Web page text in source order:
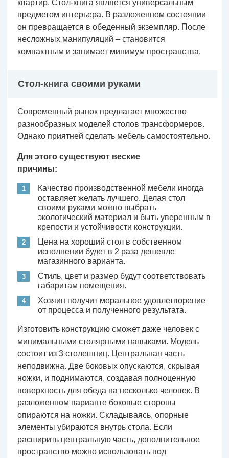
квартир. Стол-книга является универсальным
предметом интерьера. В разложенном состоянии
он превращается в обеденный экземпляр. После
несложных манипуляций – становится
компактным и занимает минимум пространства.
Стол-книга своими руками
Современный рынок предлагает множество
разнообразных моделей столов трансформеров.
Однако приятней сделать мебель самостоятельно.
Для этого существуют веские
причины:
Качество производственной мебели иногда
оставляет желать лучшего. Делая стол
своими руками можно выбрать
экологический материал и быть уверенным в
крепости и устойчивости конструкции.
Цена на хороший стол в собственном
исполнении будет в 2 раза дешевле
магазинного варианта.
Стиль, цвет и размер будут соответствовать
габаритам помещения.
Хозяин получит моральное удовлетворение
от процесса и полученного результата.
Изготовить конструкцию сможет даже человек с
минимальными столярными навыками. Модель
состоит из 3 столешниц. Центральная часть
неподвижна. Две боковых опускаются, скрывая
ножки, и поднимаются, создавая полноценную
поверхность для обеда на несколько человек. В
разложенном варианте боковые стороны
опираются на ножки. Складываясь, опорные
элементы убираются внутрь стола. Если
расширить центральную часть, дополнительное
пространство можно использовать под